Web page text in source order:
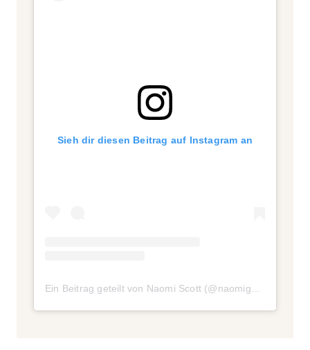
Sieh dir diesen Beitrag auf Instagram an